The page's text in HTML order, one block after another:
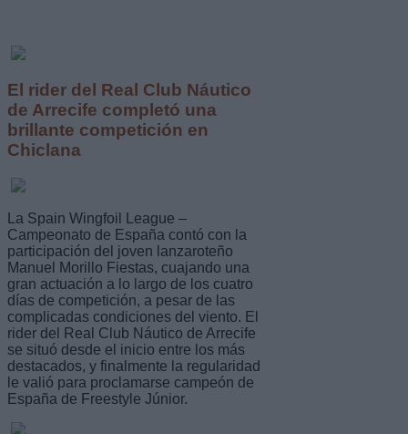
El rider del Real Club Náutico
de Arrecife completó una
brillante competición en
Chiclana
La Spain Wingfoil League –
Campeonato de España contó con la
participación del joven lanzaroteño
Manuel Morillo Fiestas, cuajando una
gran actuación a lo largo de los cuatro
días de competición, a pesar de las
complicadas condiciones del viento. El
rider del Real Club Náutico de Arrecife
se situó desde el inicio entre los más
destacados, y finalmente la regularidad
le valió para proclamarse campeón de
España de Freestyle Júnior.